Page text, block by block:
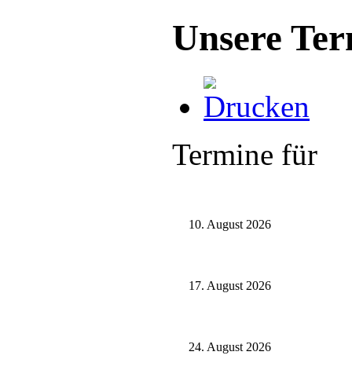
Unsere
Termine für
10. August 2026
17. August 2026
24. August 2026